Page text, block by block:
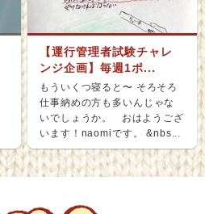
【運行管理者試験チャレ
ンジ企画】毎週1ポ...
もういくつ寝ると〜 そろそろ
仕事納めの方も多いんじゃな
いでしょうか。 おはようござ
います！naomiです。 &nbs...